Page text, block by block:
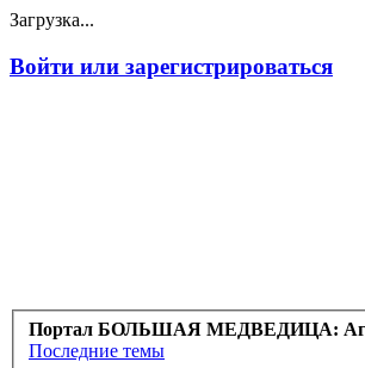
Загрузка...
Войти или зарегистрироваться
Портал БОЛЬШАЯ МЕДВЕДИЦА:
Последние темы